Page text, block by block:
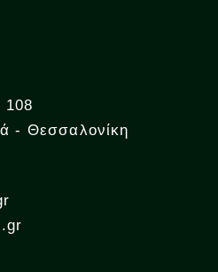
108
- Θεσσαλονίκη